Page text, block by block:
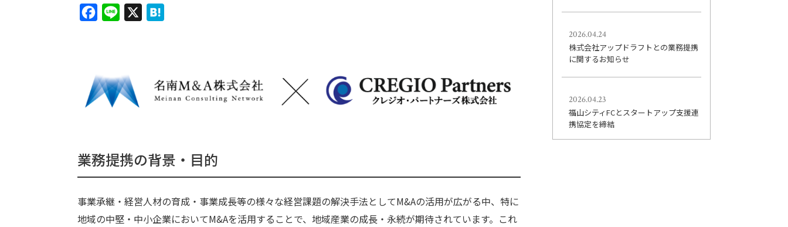
b
o
n
a
業務提携の背景・目的
事業承継・経営人材の育成・事業成長等の様々な経営課題の解決手法としてM&Aの活用が広がる中、特に
地域の中堅・中小企業においてM&Aを活用することで、地域産業の成長・永続が期待されています。これ
2026.04.24
株式会社アップドラフトとの業務提携
に関するお知らせ
2026.04.23
福山シティFCとスタートアップ支援連
携協定を締結